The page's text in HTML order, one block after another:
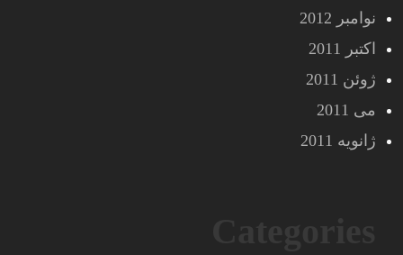
نوامبر 2012
اکتبر 2011
ژوئن 2011
می 2011
ژانویه 2011